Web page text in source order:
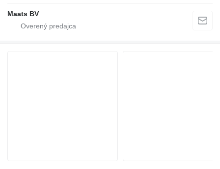
Maats BV